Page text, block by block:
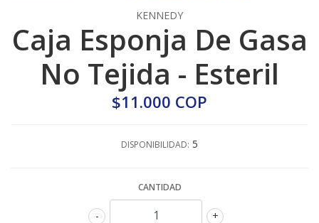
KENNEDY
Caja Esponja De Gasa
No Tejida - Esteril
$11.000 COP
DISPONIBILIDAD: 5
CANTIDAD
+
-